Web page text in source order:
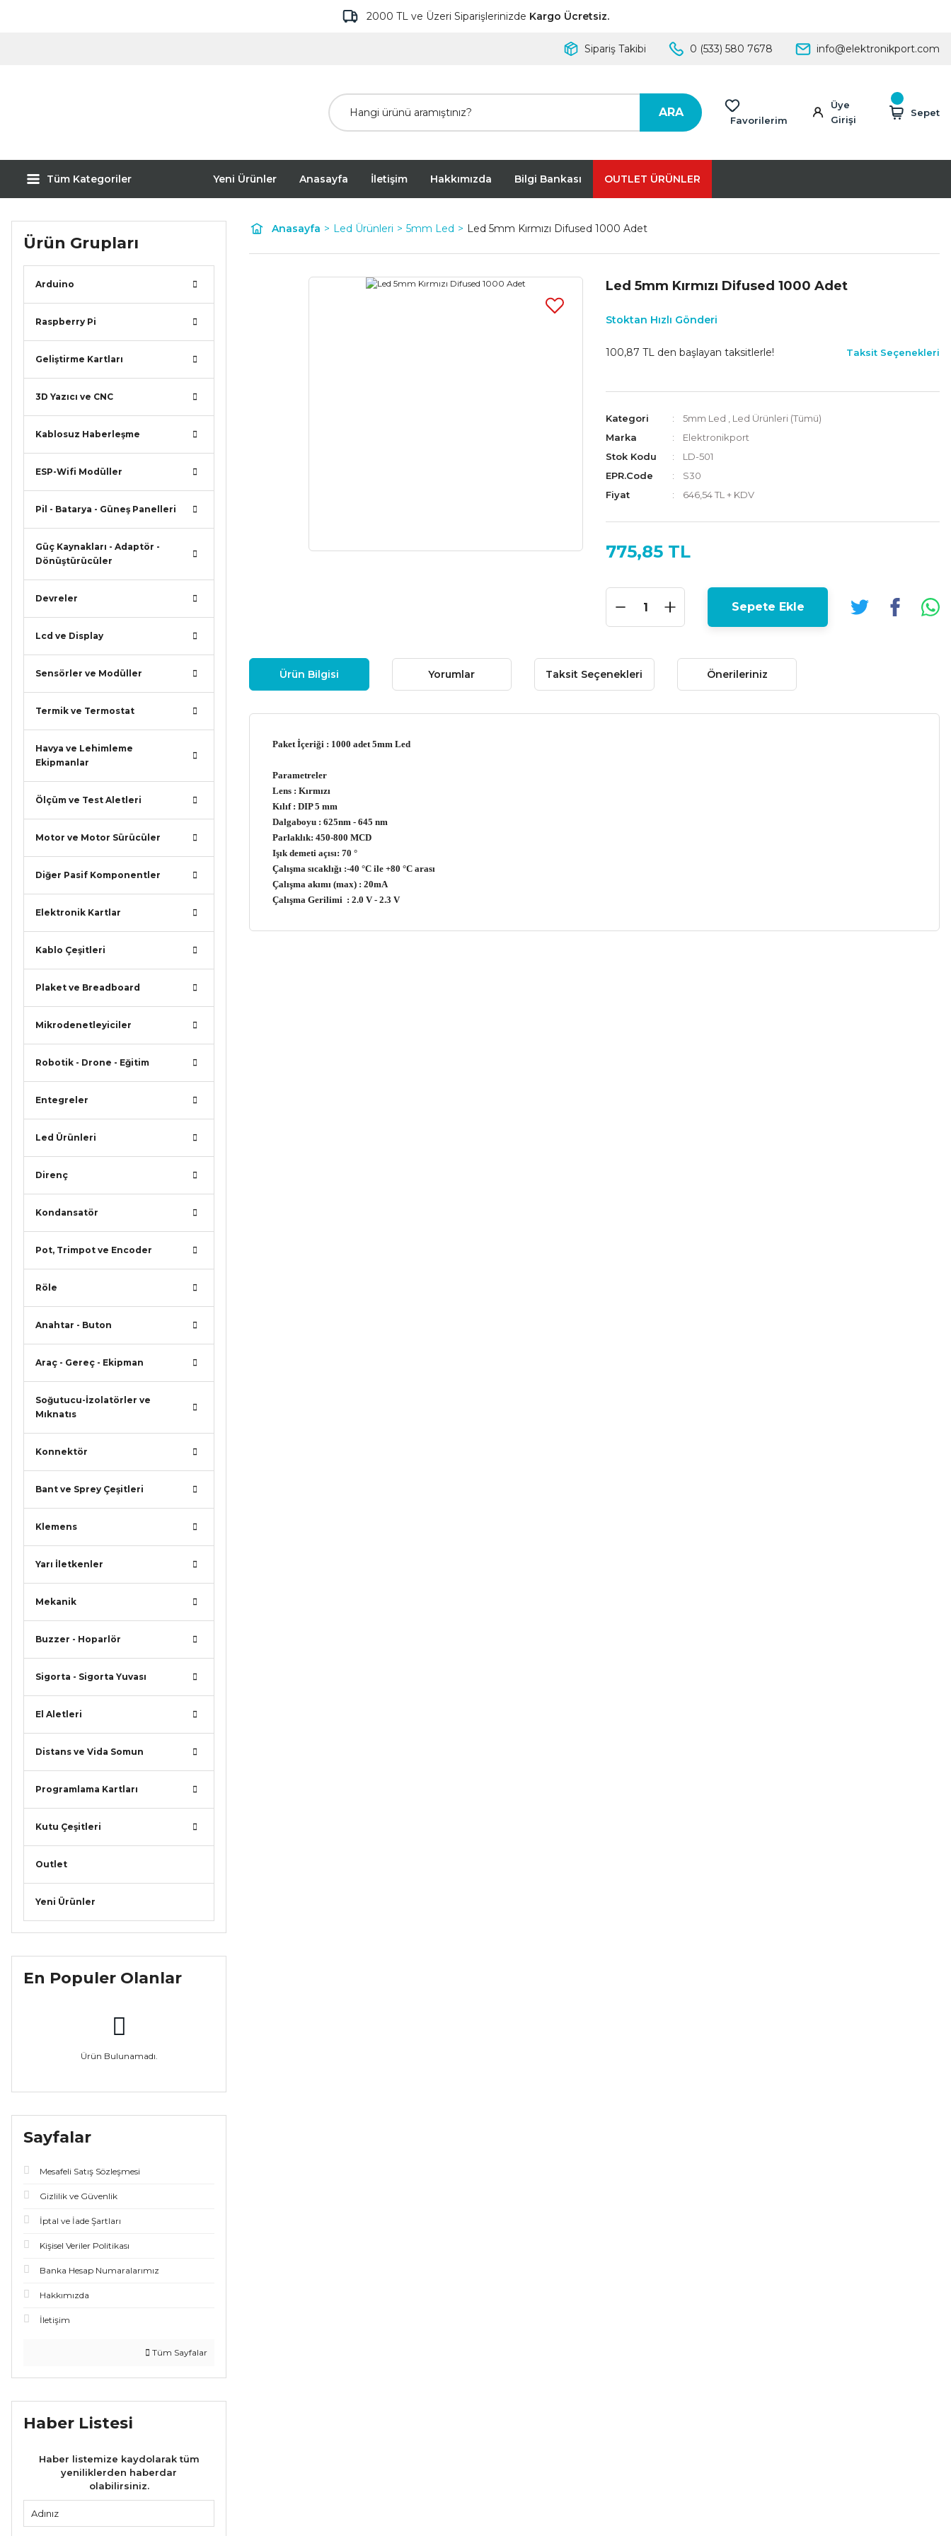
2000 TL ve Üzeri Siparişlerinizde Kargo Ücretsiz.
Sipariş Takibi 0 (533) 580 7678 info@elektronikport.com
ARA
Favorilerim
Üye
Girişi
Sepet
Tüm Kategoriler Yeni Ürünler Anasayfa İletişim Hakkımızda Bilgi Bankası OUTLET ÜRÜNLER
Ürün Grupları
Arduino
Raspberry Pi
Geliştirme Kartları
3D Yazıcı ve CNC
Kablosuz Haberleşme
ESP-Wifi Modüller
Pil - Batarya - Güneş Panelleri
Güç Kaynakları - Adaptör -
Dönüştürücüler
Devreler
Lcd ve Display
Sensörler ve Modüller
Termik ve Termostat
Havya ve Lehimleme
Ekipmanlar
Ölçüm ve Test Aletleri
Motor ve Motor Sürücüler
Diğer Pasif Komponentler
Elektronik Kartlar
Kablo Çeşitleri
Plaket ve Breadboard
Mikrodenetleyiciler
Robotik - Drone - Eğitim
Entegreler
Led Ürünleri
Direnç
Kondansatör
Pot, Trimpot ve Encoder
Röle
Anahtar - Buton
Araç - Gereç - Ekipman
Soğutucu-İzolatörler ve
Mıknatıs
Konnektör
Bant ve Sprey Çeşitleri
Klemens
Yarı İletkenler
Mekanik
Buzzer - Hoparlör
Sigorta - Sigorta Yuvası
El Aletleri
Distans ve Vida Somun
Programlama Kartları
Kutu Çeşitleri
Outlet
Yeni Ürünler
En Populer Olanlar
Ürün Bulunamadı.
Sayfalar
Mesafeli Satış Sözleşmesi
Gizlilik ve Güvenlik
İptal ve İade Şartları
Kişisel Veriler Politikası
Banka Hesap Numaralarımız
Hakkımızda
İletişim
Tüm Sayfalar
Haber Listesi
Haber listemize kaydolarak tüm
yeniliklerden haberdar
olabilirsiniz.
Anasayfa Led Ürünleri 5mm Led Led 5mm Kırmızı Difused 1000 Adet
Led 5mm Kırmızı Difused 1000 Adet
Stoktan Hızlı Gönderi
100,87 TL den başlayan taksitlerle! Taksit Seçenekleri
Kategori 5mm Led
Led Ürünleri (Tümü)
Marka
Elektronikport
Stok Kodu
LD-501
EPR.Code
S30
Fiyat
646,54 TL + KDV
775,85 TL
Sepete Ekle
Ürün Bilgisi Yorumlar Taksit Seçenekleri Önerileriniz
Paket İçeriği : 1000 adet 5mm Led
Parametreler
Lens : Kırmızı
Kılıf : DIP 5 mm
Dalgaboyu : 625nm - 645 nm
Parlaklık: 450-800 MCD
Işık demeti açısı: 70 °
Çalışma sıcaklığı :-40 °C ile +80 °C arası
Çalışma akımı (max) : 20mA
Çalışma Gerilimi : 2.0 V - 2.3 V